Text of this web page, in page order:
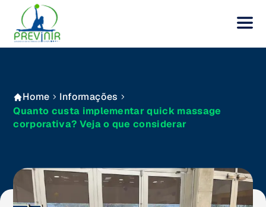
Home
Informações
Quanto custa implementar quick massage
corporativa? Veja o que considerar